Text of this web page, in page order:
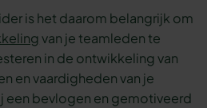
is het daarom belangrijk om
van je teamleden te
in de ontwikkeling van
en vaardigheden van je
een bevlogen en gemotiveerd